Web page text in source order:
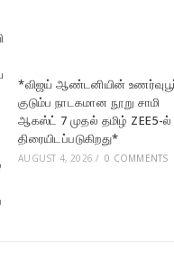
*விஜய் ஆண்டனியின்
குடும்ப நாடகமான நூறு சாமி
ஆகஸ்ட் 7 முதல் தமிழ் ZEE5-ல்
திரையிடப்படுகிறது*
AUGUST 4, 2026 / 0 COMMENTS